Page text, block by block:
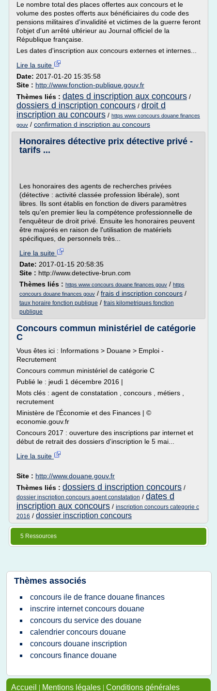
Le nombre total des places offertes aux concours et le
volume des postes offerts aux bénéficiaires du code des
pensions militaires d'invalidité et victimes de la guerre feront
l'objet d'un arrêté ultérieur au Journal officiel de la
République française.
Les dates d'inscription aux concours externes et internes...
Lire la suite
Date: 2017-01-20 15:35:58
Site : http://www.fonction-publique.gouv.fr
Thèmes liés : dates d inscription aux concours /
dossiers d inscription concours / droit d
inscription au concours / https www concours douane finances
gouv / confirmation d inscription au concours
Honoraires détective prix détective privé -
tarifs ...
Les honoraires des agents de recherches privées
(détective : activité classée profession libérale), sont
libres. Ils sont établis en fonction de divers paramètres
tels qu'en premier lieu la compétence professionnelle de
l'enquêteur de droit privé. Ensuite les honoraires peuvent
être majorés en raison de l'utilisation de matériels
spécifiques, de personnels très...
Lire la suite
Date: 2017-01-15 20:58:35
Site : http://www.detective-brun.com
Thèmes liés : https www concours douane finances gouv / https
concours douane finances gouv / frais d inscription concours /
taux horaire fonction publique / frais kilometriques fonction
publique
Concours commun ministériel de catégorie
C
Vous êtes ici : Informations > Douane > Emploi -
Recrutement
Concours commun ministériel de catégorie C
Publié le : jeudi 1 décembre 2016 |
Mots clés : agent de constatation , concours , métiers ,
recrutement
Ministère de l'Économie et des Finances | ©
economie.gouv.fr
Concours 2017 : ouverture des inscriptions par internet et
début de retrait des dossiers d'inscription le 5 mai...
Lire la suite
Site : http://www.douane.gouv.fr
Thèmes liés : dossiers d inscription concours /
dossier inscription concours agent constatation / dates d
inscription aux concours / inscription concours categorie c
2016 / dossier inscription concours
5 Ressources
Thèmes associés
concours ile de france douane finances
inscrire internet concours douane
concours du service des douane
calendrier concours douane
concours douane inscription
concours finance douane
Accueil | Mentions légales | Conditions générales